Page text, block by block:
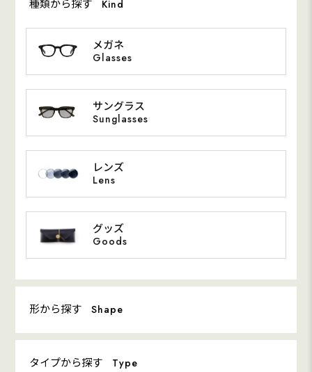
種類から探す Kind
メガネ
Glasses
サングラス
Sunglasses
レンズ
Lens
グッズ
Goods
形から探す Shape
タイプから探す Type